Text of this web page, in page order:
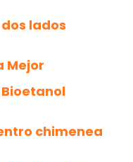
lados
Mejor
chimenea